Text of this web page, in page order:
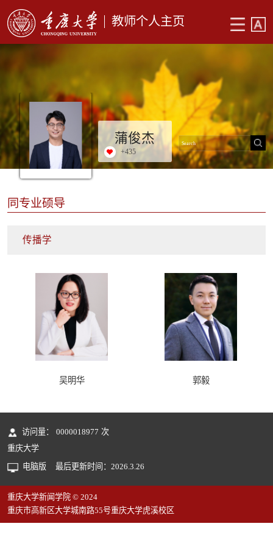
教师个人主页
蒲俊杰
+435
同专业硕导
传播学
吴明华 郭毅
访问量： 0000018977 次
重庆大学
电脑版
最后更新时间： 2026.3.26
重庆大学新闻学院 © 2024
重庆市高新区大学城南路55号重庆大学虎溪校区